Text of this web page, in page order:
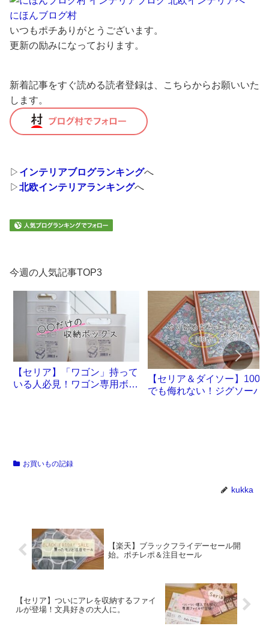
にほんブログ村
いつもポチありがとうございます。
更新の励みになっております。
新着記事をすぐ読める読者登録は、こちらからお願いいた
します。
▷ インテリアブログランキングへ
▷北欧インテリアランキングへ
今週の人気記事TOP3
【セリア】「ワゴン」持って
いる人必見！ワゴン専用ボッ
【セリア＆ダイソー】100円
でも侮れない！ジグソーパ
お買いもの記録
kukka
【楽天】ブラックフライデーセール開
始。ポチレポ＆注目セール
【セリア】ついにアレを収納するファイ
ルが登場！文具好きの大人に。